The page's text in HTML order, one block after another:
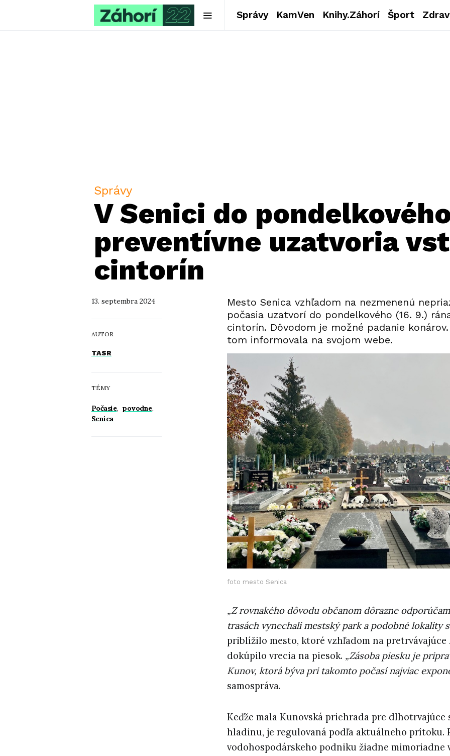
Správy KamVen Knihy.Záhorí Šport
Správy
V Senici do
preventívne uzatvoria
cintorín
13. septembra 2024
AUTOR
TASR
TÉMY
Počasie, povodne,
Senica
Mesto Senica vzhľadom na nezmenenú
počasia uzatvorí do pondelkového (16. 9.)
cintorín. Dôvodom je možné padanie
tom informovala na svojom webe.
foto mesto Senica
„Z rovnakého dôvodu občanom dôrazne
trasách vynechali mestský park a podobné lokality
priblížilo mesto, ktoré vzhľadom na pretrvávajúce
dokúpilo vrecia na piesok. „Zásoba piesku je
Kunov, ktorá býva pri takomto počasí najviac
samospráva.
Keďže mala Kunovská priehrada pre dlhotrvajúce
hladinu, je regulovaná podľa aktuálneho prítoku.
vodohospodárskeho podniku žiadne mimoriadne